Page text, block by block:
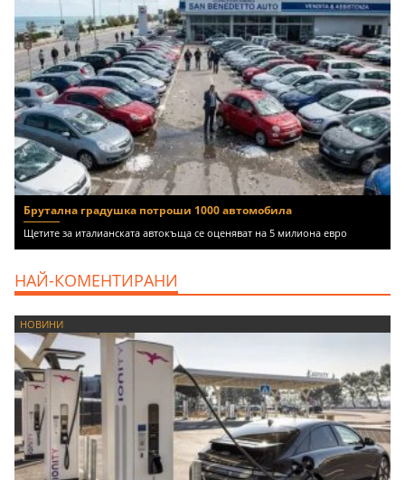
Брутална градушка потроши 1000 автомобила
Щетите за италианската автокъща се оценяват на 5 милиона евро
НАЙ-КОМЕНТИРАНИ
НОВИНИ